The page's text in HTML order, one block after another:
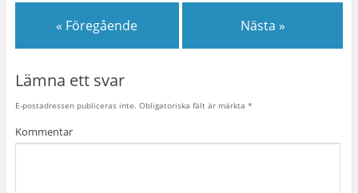
« Föregående Nästa »
Lämna ett svar
E-postadressen publiceras inte. Obligatoriska fält är märkta *
Kommentar